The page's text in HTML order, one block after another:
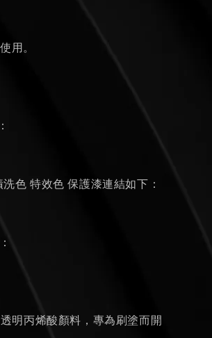
用。
色 特效色 保護漆連結如下：
明丙烯酸顏料，專為刷塗而開